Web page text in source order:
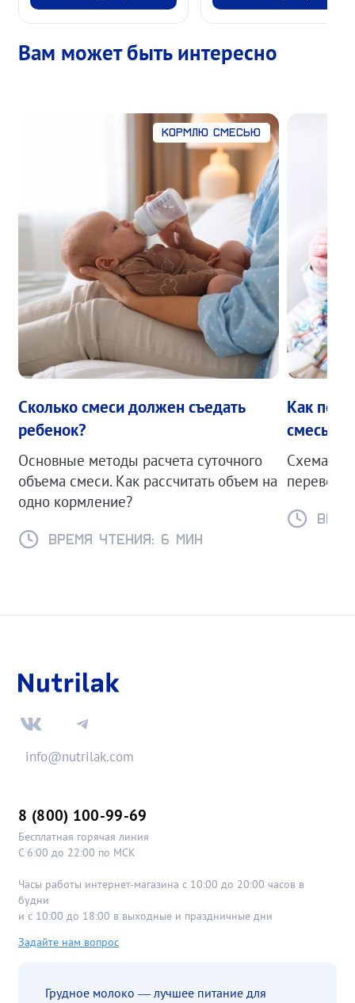
Вам может быть интересно
Кормлю смесью
Сколько смеси должен съедать
ребенок?
Основные методы расчета суточного
объема смеси. Как рассчитать объем на
одно кормление?
Время чтения: 6 мин
Как
смесь?
Схема
info@nutrilak.com
8 (800) 100-99-69
Бесплатная горячая линия
С 6:00 до 22:00 по МСК
Часы работы интернет-магазина с 10:00 до 20:00 часов в
будни
и с 10:00 до 18:00 в выходные и праздничные дни
Задайте нам вопрос
Грудное молоко — лучшее питание для